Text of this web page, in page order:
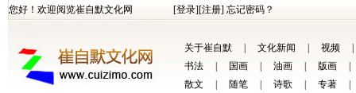
您好！欢迎阅览崔自默文化网 [登录][注册] 忘记密码？
关于崔自默 文化新闻 视频
书法
国画 油画 版画
散文
随笔 诗歌 专著